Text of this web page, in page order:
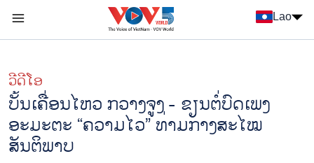
Lao
ວີດີໂອ
ບັ້ນເຄື່ອນໄຫວ ກວາງຈູງ - ຂຽນຕໍ່ບົດເພງ
ອະມະຕະ “ຄວາມໄວ” ທ່າມກາງສະໄໝ
ສັນຕິພາບ